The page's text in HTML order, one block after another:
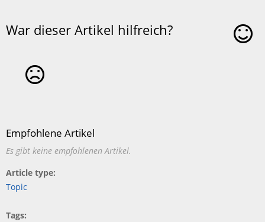
War dieser Artikel hilfreich?
Empfohlene Artikel
Es gibt keine empfohlenen Artikel.
Article type
Topic
Tags